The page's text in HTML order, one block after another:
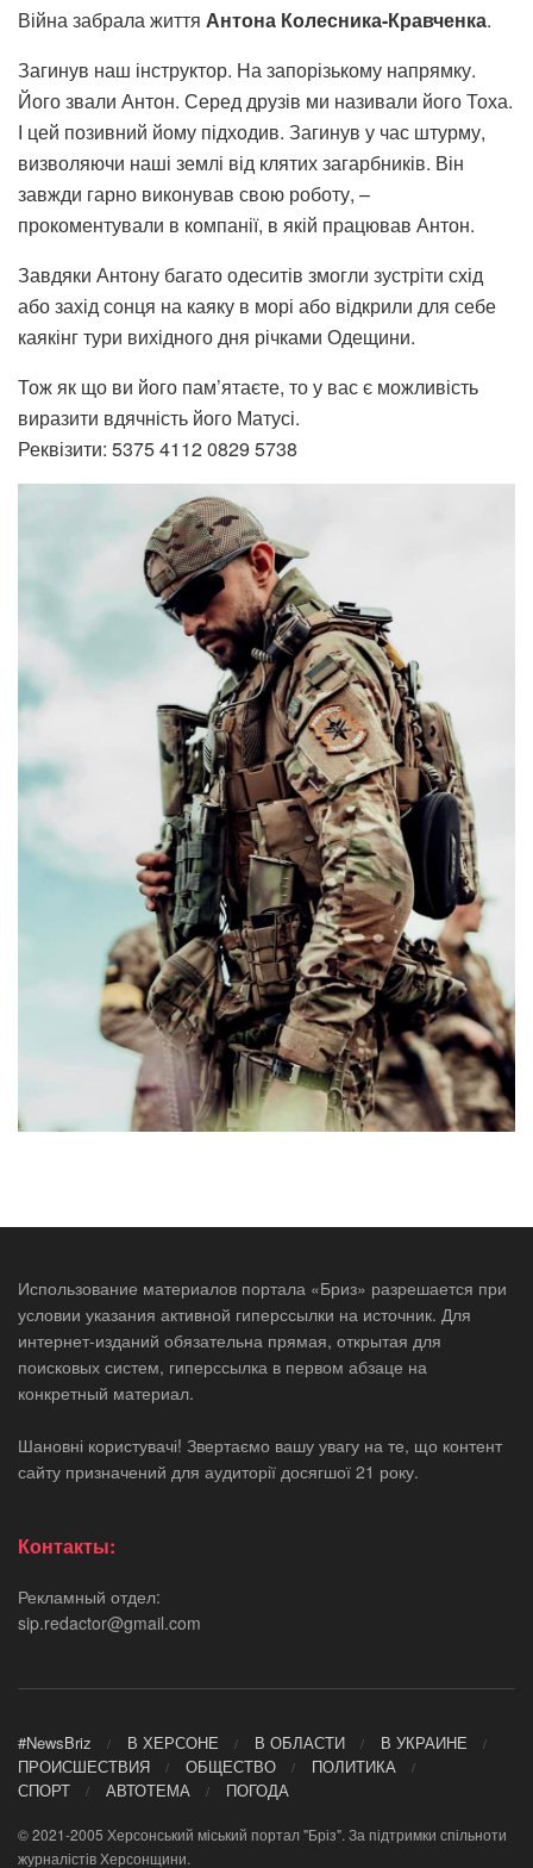
Війна забрала життя Антона Колесника-Кравченка.
Загинув наш інструктор. На запорізькому напрямку.
Його звали Антон. Серед друзів ми називали його Тоха.
І цей позивний йому підходив. Загинув у час штурму,
визволяючи наші землі від клятих загарбників. Він
завжди гарно виконував свою роботу, –
прокоментували в компанії, в якій працював Антон.
Завдяки Антону багато одеситів змогли зустріти схід
або захід сонця на каяку в морі або відкрили для себе
каякінг тури вихідного дня річками Одещини.
Тож як що ви його пам’ятаєте, то у вас є можливість
виразити вдячність його Матусі.
Реквізити: 5375 4112 0829 5738
Использование материалов портала «Бриз» разрешается при
условии указания активной гиперссылки на источник. Для
интернет-изданий обязательна прямая, открытая для
поисковых систем, гиперссылка в первом абзаце на
конкретный материал.
Шановні користувачі! Звертаємо вашу увагу на те, що контент
сайту призначений для аудиторії досягшої 21 року.
Контакты:
Рекламный отдел:
sip.redactor@gmail.com
#NewsBriz В ХЕРСОНЕ В ОБЛАСТИ
В УКРАИНЕ
ПРОИСШЕСТВИЯ
ОБЩЕСТВО
ПОЛИТИКА
СПОРТ
АВТОТЕМА ПОГОДА
© 2021-2005 Херсонський міський портал "Бріз". За підтримки спільноти
журналістів Херсонщини.